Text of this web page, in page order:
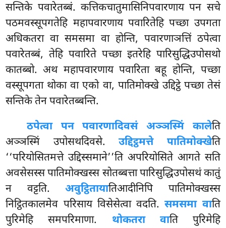
सन्तिके पवारेतब्बं. कत्तिकचातुमासिनिपवारणाय पन सचे
पठमवस्सूपगतेहि महापवारणाय पवारितेहि पच्छा उपगता
अधिकतरा वा समसमा वा होन्ति, पवारणाञत्तिं ठपेत्वा
पवारेतब्बं, तेहि पवारिते पच्छा इतरेहि पारिसुद्धिउपोसथो
कातब्बो. अथ महापवारणाय पवारिता बहू होन्ति, पच्छा
वस्सूपगता थोका वा एको वा, पातिमोक्खे उद्दिट्ठे पच्छा तेसं
सन्तिके तेन पवारेतब्बन्ति.
ठपेत्वा पन पवारणादिवसं अञ्ञस्मिं कालेति
अञ्ञस्मिं उपोसथदिवसे.उद्दिट्ठमत्ते पातिमोक्खेति
‘‘परियोसितमत्ते उद्दिस्समाने’’ति अपरियोसिते आगते सति
अवसेसस्स पातिमोक्खस्स सोतब्बत्ता पारिसुद्धिउपोसथं कातुं
न वट्टति.अवुट्ठितायातिआदीनिपि पातिमोक्खस्स
निट्ठितकालमेव परिसाय विसेसेत्वा वदति.समसमा वाति
पुरिमेहि समपरिमाणा. थोकतरा वाति पुरिमेहि